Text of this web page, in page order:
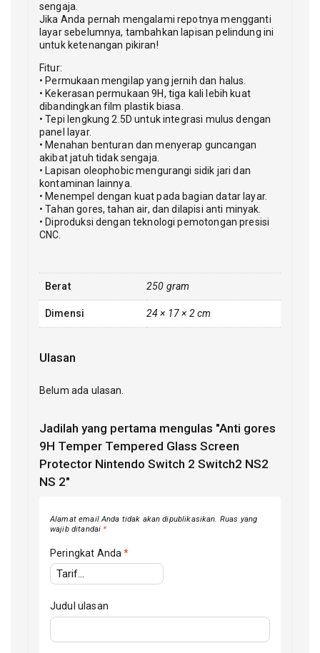
sengaja.
Jika Anda pernah mengalami repotnya mengganti
layar sebelumnya, tambahkan lapisan pelindung ini
untuk ketenangan pikiran!
Fitur:
• Permukaan mengilap yang jernih dan halus.
• Kekerasan permukaan 9H, tiga kali lebih kuat
dibandingkan film plastik biasa.
• Tepi lengkung 2.5D untuk integrasi mulus dengan
panel layar.
• Menahan benturan dan menyerap guncangan
akibat jatuh tidak sengaja.
• Lapisan oleophobic mengurangi sidik jari dan
kontaminan lainnya.
• Menempel dengan kuat pada bagian datar layar.
• Tahan gores, tahan air, dan dilapisi anti minyak.
• Diproduksi dengan teknologi pemotongan presisi
CNC.
Berat 250 gram
Dimensi 24 × 17 × 2 cm
Ulasan
Belum ada ulasan.
Jadilah yang pertama mengulas "Anti gores
9H Temper Tempered Glass Screen
Protector Nintendo Switch 2 Switch2 NS2
NS 2"
Alamat email Anda tidak akan dipublikasikan. Ruas yang
wajib ditandai*
Peringkat Anda*
Judul ulasan